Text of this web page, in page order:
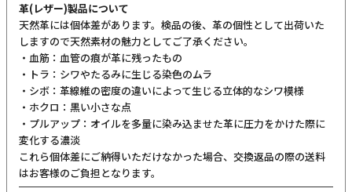
革(レザー)製品について
天然革には個体差があります。検品の後、革の個性として出荷いた
しますので天然素材の魅力としてご了承ください。
・血筋：血管の痕が革に残ったもの
・トラ：シワやたるみに生じる染色のムラ
・シボ：革線維の密度の違いによって生じる立体的なシワ模様
・ホクロ：黒い小さな点
・プルアップ：オイルを多量に染み込ませた革に圧力をかけた際に
変化する濃淡
これら個体差にご納得いただけなかった場合、交換返品の際の送料
はお客様のご負担となります。